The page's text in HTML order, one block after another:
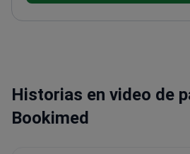
en la Universidad Médica
diversos cribados
Historias en video de
Bookimed